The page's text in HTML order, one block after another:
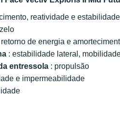
reatividade e estabilidade
retorno de energia e
: estabilidade lateral,
entressola : propulsão
e impermeabilidade